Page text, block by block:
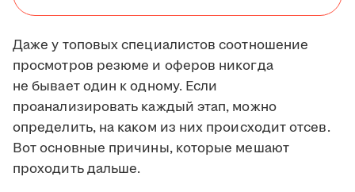
Даже у топовых специалистов соотношение
просмотров резюме и оферов никогда
не бывает один к одному. Если
проанализировать каждый этап, можно
определить, на каком из них происходит отсев.
Вот основные причины, которые мешают
проходить дальше.